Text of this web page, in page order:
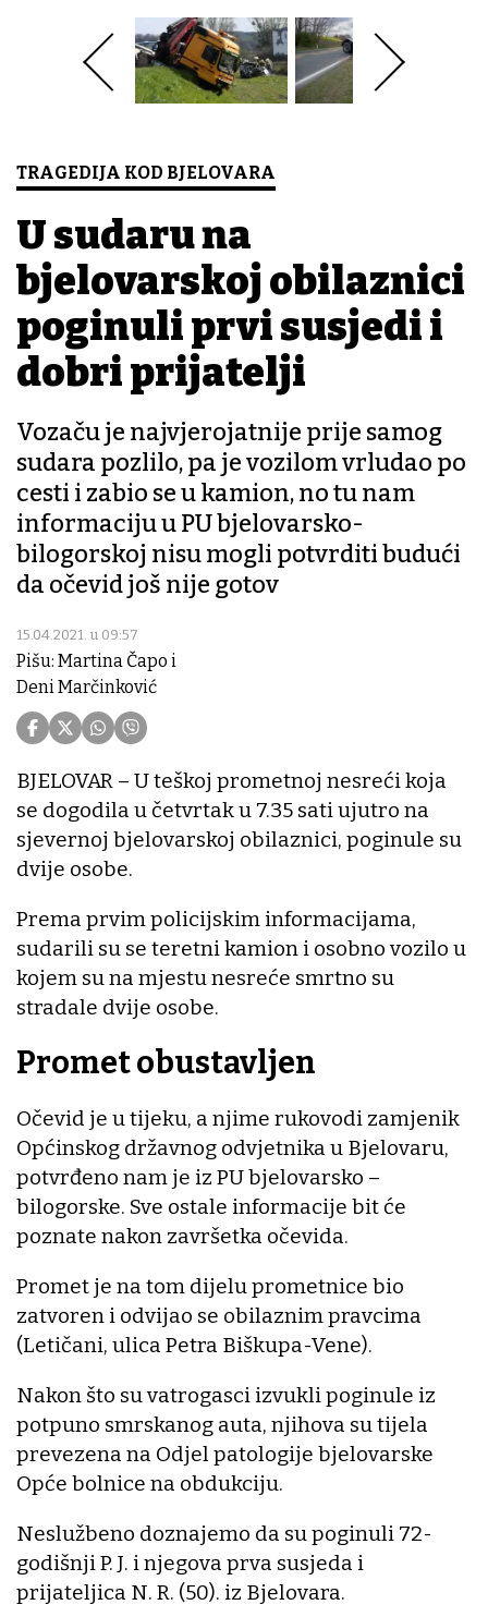
TRAGEDIJA KOD BJELOVARA
U sudaru na
bjelovarskoj obilaznici
poginuli prvi susjedi i
dobri prijatelji
Vozaču je najvjerojatnije prije samog
sudara pozlilo, pa je vozilom vrludao po
cesti i zabio se u kamion, no tu nam
informaciju u PU bjelovarsko-
bilogorskoj nisu mogli potvrditi budući
da očevid još nije gotov
15.04.2021. u 09:57
Pišu: Martina Čapo i
Deni Marčinković
BJELOVAR – U teškoj prometnoj nesreći koja
se dogodila u četvrtak u 7.35 sati ujutro na
sjevernoj bjelovarskoj obilaznici, poginule su
dvije osobe.
Prema prvim policijskim informacijama,
sudarili su se teretni kamion i osobno vozilo u
kojem su na mjestu nesreće smrtno su
stradale dvije osobe.
Promet obustavljen
Očevid je u tijeku, a njime rukovodi zamjenik
Općinskog državnog odvjetnika u Bjelovaru,
potvrđeno nam je iz PU bjelovarsko –
bilogorske. Sve ostale informacije bit će
poznate nakon završetka očevida.
Promet je na tom dijelu prometnice bio
zatvoren i odvijao se obilaznim pravcima
(Letičani, ulica Petra Biškupa-Vene).
Nakon što su vatrogasci izvukli poginule iz
potpuno smrskanog auta, njihova su tijela
prevezena na Odjel patologije bjelovarske
Opće bolnice na obdukciju.
Neslužbeno doznajemo da su poginuli 72-
godišnji P. J. i njegova prva susjeda i
prijateljica N. R. (50). iz Bjelovara.